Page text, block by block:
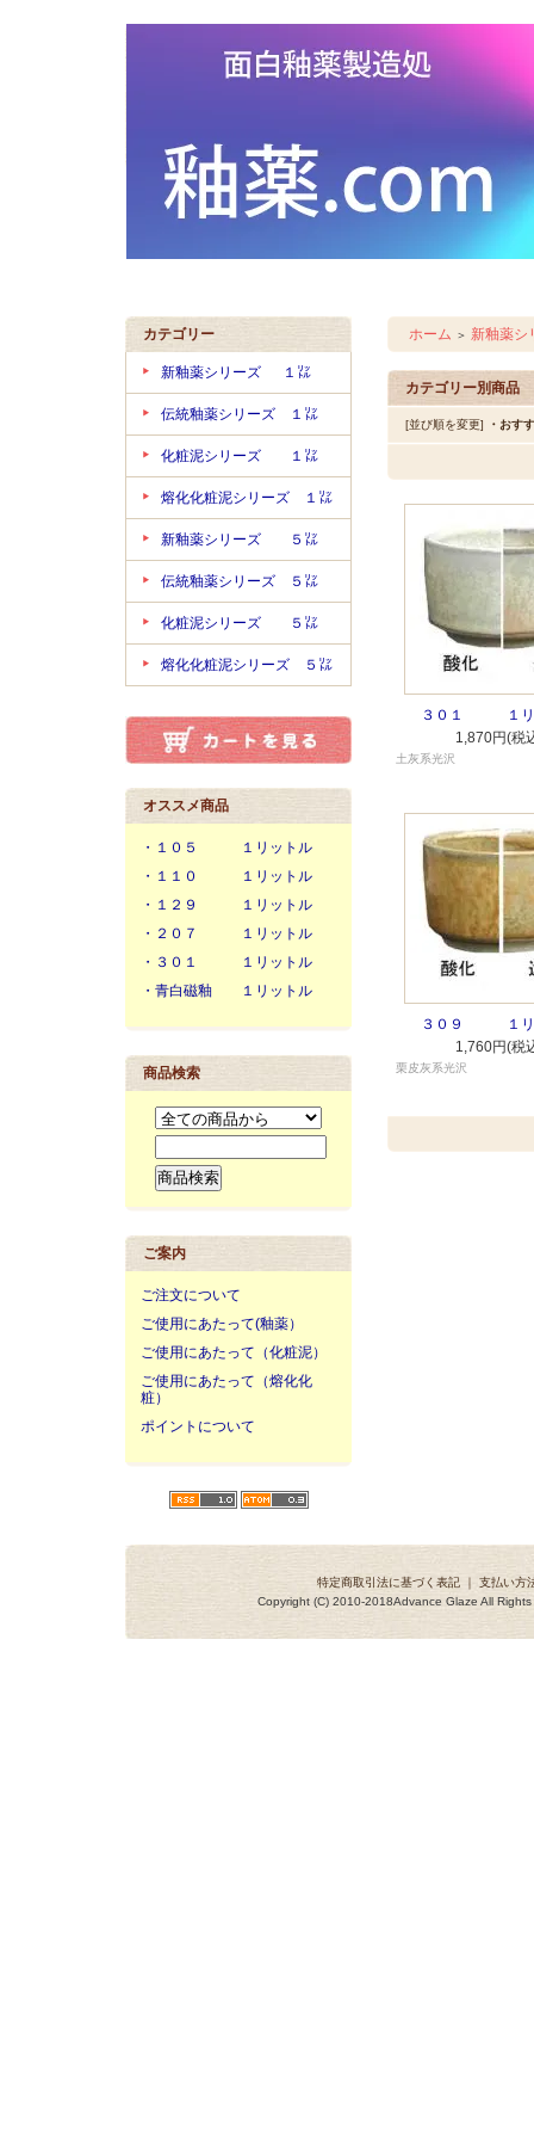
カテゴリー
新釉薬シリーズ １㍑
伝統釉薬シリーズ １㍑
化粧泥シリーズ １㍑
熔化化粧泥シリーズ １㍑
新釉薬シリーズ ５㍑
伝統釉薬シリーズ ５㍑
化粧泥シリーズ ５㍑
熔化化粧泥シリーズ ５㍑
オススメ商品
・１０５ １リットル
・１１０ １リットル
・１２９ １リットル
・２０７ １リットル
・３０１ １リットル
・青白磁釉 １リットル
商品検索
ご案内
ご注文について
ご使用にあたって(釉薬）
ご使用にあたって（化粧泥）
ご使用にあたって（熔化化
粧）
ポイントについて
ホーム ＞ 新釉薬
カテゴリー別商品
[並び順を変更] ・おす
３０１ １リ
1,870円(税
土灰系光沢
３０９ １リ
1,760円(税
栗皮灰系光沢
特定商取引法に基づく表記 ｜ 支払い方
Copyright (C) 2010-2018Advance Glaze All